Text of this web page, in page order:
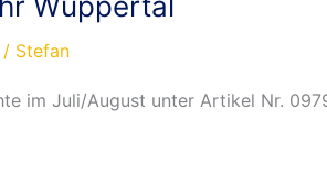
/ Stefan
im Juli/August unter Artikel Nr.